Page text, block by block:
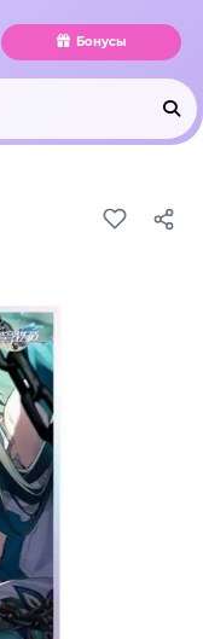
Бонусы